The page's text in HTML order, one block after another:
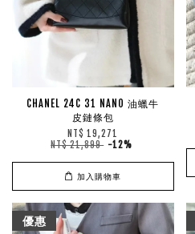
CHANEL 24C 31 NANO 油蠟牛
皮鏈條包
NT$ 19,271
NT$ 21,899 -12%
加入購物車
優惠